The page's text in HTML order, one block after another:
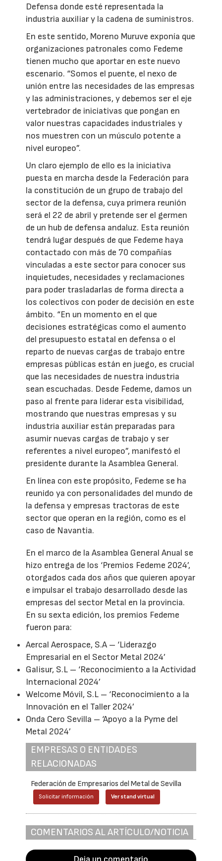
Defensa donde esté representada la
industria auxiliar y la cadena de suministros.
En este sentido, Moreno Muruve exponía que
organizaciones patronales como Fedeme
tienen mucho que aportar en este nuevo
escenario. “Somos el puente, el nexo de
unión entre las necesidades de las empresas
y las administraciones, y debemos ser el eje
vertebrador de iniciativas que pongan en
valor nuestras capacidades industriales y
nos muestren con un músculo potente a
nivel europeo”.
Un claro ejemplo de ello es la iniciativa
puesta en marcha desde la Federación para
la constitución de un grupo de trabajo del
sector de la defensa, cuya primera reunión
será el 22 de abril y pretende ser el germen
de un hub de defensa andaluz. Esta reunión
tendrá lugar después de que Fedeme haya
contactado con más de 70 compañías
vinculadas a este sector para conocer sus
inquietudes, necesidades y reclamaciones
para poder trasladarlas de forma directa a
los colectivos con poder de decisión en este
ámbito. “En un momento en el que
decisiones estratégicas como el aumento
del presupuesto estatal en defensa o el
reparto de nuevas cargas de trabajo entre
empresas públicas están en juego, es crucial
que las necesidades de nuestra industria
sean escuchadas. Desde Fedeme, damos un
paso al frente para liderar esta visibilidad,
mostrando que nuestras empresas y su
industria auxiliar están preparadas para
asumir nuevas cargas de trabajo y ser
referentes a nivel europeo”, manifestó el
presidente durante la Asamblea General.
En línea con este propósito, Fedeme se ha
reunido ya con personalidades del mundo de
la defensa y empresas tractoras de este
sector que operan en la región, como es el
caso de Navantia.
En el marco de la Asamblea General Anual se
hizo entrega de los ‘Premios Fedeme 2024’,
otorgados cada dos años que quieren apoyar
e impulsar el trabajo desarrollado desde las
empresas del sector Metal en la provincia.
En su sexta edición, los premios Fedeme
fueron para:
Aercal Aerospace, S.A – ‘Liderazgo
Empresarial en el Sector Metal 2024’
Galisur, S.L – ‘Reconocimiento a la Actividad
Internacional 2024’
Welcome Móvil, S.L – ‘Reconocimiento a la
Innovación en el Taller 2024’
Onda Cero Sevilla – ‘Apoyo a la Pyme del
Metal 2024’
EMPRESAS O ENTIDADES
RELACIONADAS
Federación de Empresarios del Metal de Sevilla
Solicitar información Ver stand virtual
COMENTARIOS AL ARTÍCULO/NOTICIA